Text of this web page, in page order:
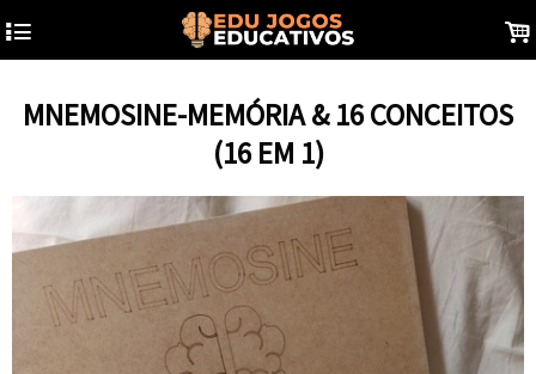
4 .
MNEMOSINE-MEMÓRIA & 16 CONCEITOS
(16 EM 1)